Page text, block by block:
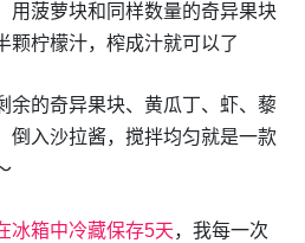
用菠萝块和同样数量的奇异果块
颗柠檬汁，榨成汁就可以了
余的奇异果块、黄瓜丁、虾、藜
倒入沙拉酱，搅拌均匀就是一款
冰箱中冷藏保存5天，我每一次